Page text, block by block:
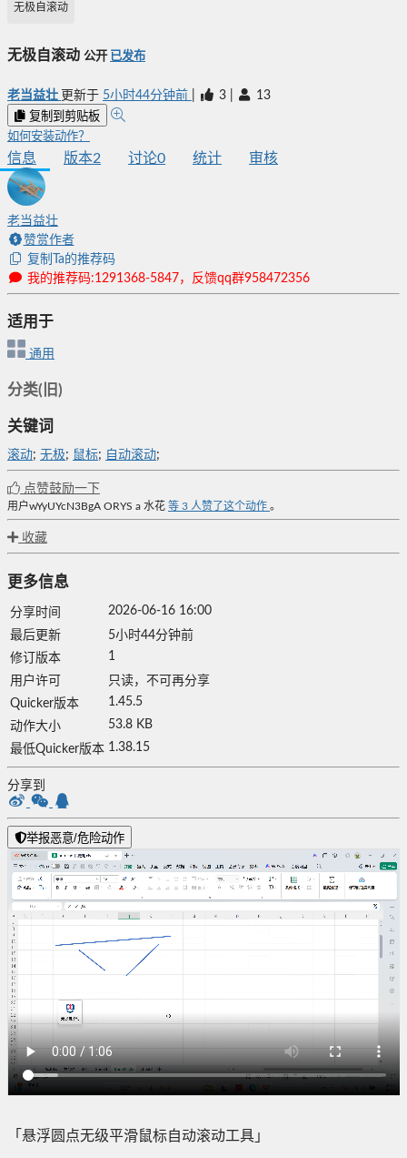
无极自滚动
无极自滚动 公开 已发布
老当益壮 更新于 5小时44分钟前 3 13
复制到剪贴板
如何安装动作？
信息 版本2 讨论0 统计 审核
老当益壮
赞赏作者
复制Ta的推荐码
我的推荐码:1291368-5847，反馈qq群958472356
适用于
通用
分类(旧)
关键词
滚动; 无极; 鼠标; 自动滚动;
点赞鼓励一下
用户wYyUYcN3BgA ORYS a 水花 等 3 人赞了这个动作 。
收藏
更多信息
分享时间
2026-06-16 16:00
最后更新
5小时44分钟前
修订版本
1
用户许可
只读，不可再分享
Quicker版本
1.45.5
动作大小
53.8 KB
最低Quicker版本 1.38.15
分享到
举报恶意/危险动作
「悬浮圆点无级平滑鼠标自动滚动工具」